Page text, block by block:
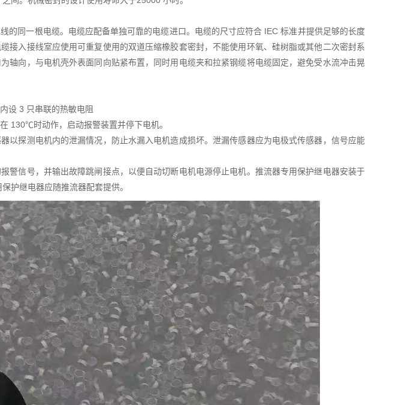
的同一根电缆。电缆应配备单独可靠的电缆进口。电缆的尺寸应符合 IEC 标准并提供足够的长度
接入接线室应使用可重复使用的双道压缩橡胶套密封，不能使用环氧、硅树脂或其他二次密封系
轴向，与电机壳外表面同向贴紧布置，同时用电缆夹和拉紧钢缆将电缆固定，避免受水流冲击晃
设 3 只串联的热敏电阻
130℃时动作，启动报警装置并停下电机。
以探测电机内的泄漏情况，防止水漏入电机造成损坏。泄漏传感器应为电极式传感器，信号应能
警信号，并输出故障跳闸接点，以便自动切断电机电源停止电机。推流器专用保护继电器安装于
护继电器应随推流器配套提供。